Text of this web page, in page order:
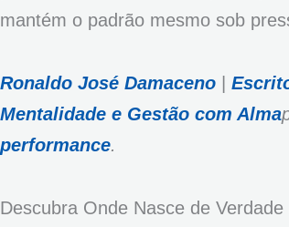
mantém o padrão mesmo sob
Ronaldo José Damaceno
Mentalidade e Gestão com Alma
performance.
Descubra Onde Nasce de